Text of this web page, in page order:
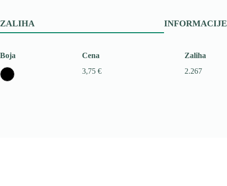
ZALIHA INFORMACIJE
Boja Cena Zaliha
3,75 €
2.267